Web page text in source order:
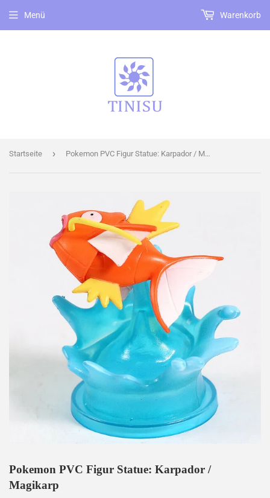
Menü Warenkorb
Startseite › Pokemon PVC Figur Statue: Karpador / Magikarp
Pokemon PVC Figur Statue: Karpador /
Magikarp